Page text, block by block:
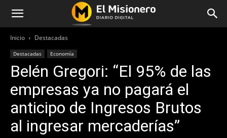
Inicio Destacadas
Destacadas Economía
Belén Gregori: “El 95% de las
empresas ya no pagará el
anticipo de Ingresos Brutos
al ingresar mercaderías”